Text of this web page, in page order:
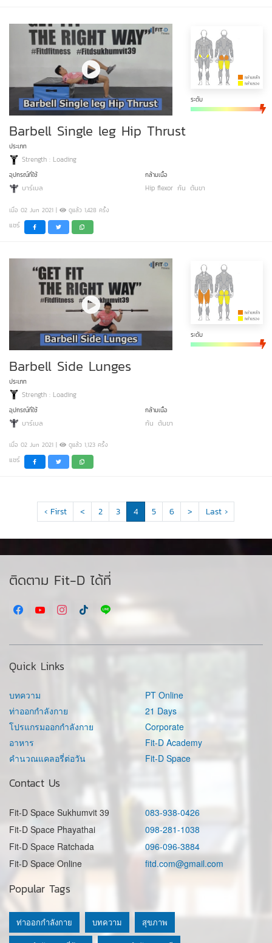
ระดับ
Barbell Single leg Hip Thrust
ประเภท
Strength : Loading
อุปกรณ์ที่ใช้
บาร์เบล
กล้ามเนื้อ
Hip flexor ก้น ต้นขา
เมื่อ 02 Jun 2021 | ดูแล้ว 1,428 ครั้ง
แชร์
ระดับ
Barbell Side Lunges
ประเภท
Strength : Loading
อุปกรณ์ที่ใช้
บาร์เบล
กล้ามเนื้อ
ก้น ต้นขา
เมื่อ 02 Jun 2021 | ดูแล้ว 1,123 ครั้ง
แชร์
‹ First < 2 3 4 5 6 > Last ›
ติดตาม Fit-D ได้ที่
Quick Links
บทความ
ท่าออกกำลังกาย
โปรแกรมออกกำลังกาย
อาหาร
คำนวณแคลอรี่ต่อวัน
PT Online
21 Days
Corporate
Fit-D Academy
Fit-D Space
Contact Us
Fit-D Space Sukhumvit 39
083-938-0426
Fit-D Space Phayathai
098-281-1038
Fit-D Space Ratchada
096-096-3884
Fit-D Space Online
fitd.com@gmail.com
Popular Tags
ท่าออกกำลังกาย บทความ สุขภาพ